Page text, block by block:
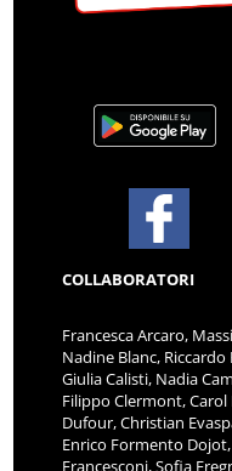
COLLABORATORI
Francesca Arcaro,
Nadine Blanc,
Giulia Calisti, Nadia
Filippo Clermont,
Dufour, Christian
Enrico Formento
Francesconi, Sofia